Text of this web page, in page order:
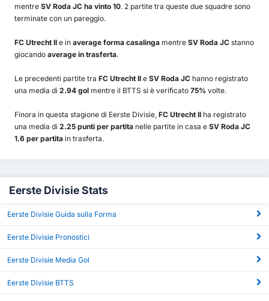
mentre SV Roda JC ha vinto 10. 2 partite tra queste due squadre sono
terminate con un pareggio.
FC Utrecht II e in average forma casalinga mentre SV Roda JC stanno
giocando average in trasferta.
Le precedenti partite tra FC Utrecht II e SV Roda JC hanno registrato
una media di 2.94 gol mentre il BTTS si è verificato 75% volte.
Finora in questa stagione di Eerste Divisie, FC Utrecht II ha registrato
una media di 2.25 punti per partita nelle partite in casa e SV Roda JC
1.6 per partita in trasferta.
Eerste Divisie Stats
Eerste Divisie Guida sulla Forma
Eerste Divisie Pronostici
Eerste Divisie Media Gol
Eerste Divisie BTTS